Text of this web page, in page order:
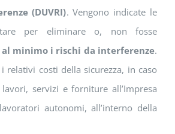
(DUVRI). Vengono indicate le
per eliminare o, non fosse
minimo i rischi da interferenze.
relativi costi della sicurezza, in caso
servizi e forniture all’Impresa
autonomi, all’interno della